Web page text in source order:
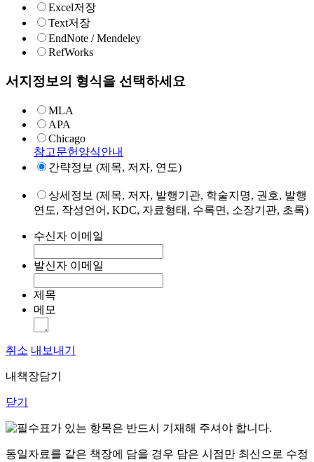
Excel저장
Text저장
EndNote / Mendeley
RefWorks
서지정보의 형식을 선택하세요
MLA
APA
Chicago
참고문헌양식안내
간략정보 (제목, 저자, 연도)
상세정보 (제목, 저자, 발행기관, 학술지명, 권호, 발행
연도, 작성언어, KDC, 자료형태, 수록면, 소장기관, 초록)
수신자 이메일
발신자 이메일
제목
메모
취소 내보내기
내책장담기
닫기
표가 있는 항목은 반드시 기재해 주셔야 합니다.
동일자료를 같은 책장에 담을 경우 담은 시점만 최신으로 수정